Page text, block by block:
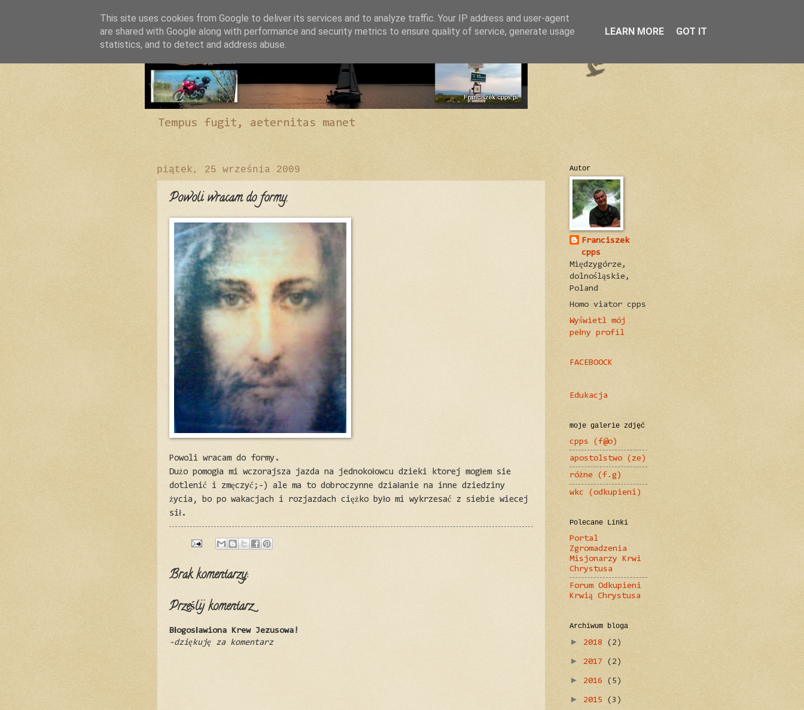
Tempus fugit, aeternitas manet
piątek, 25 września 2009
Powoli wracam do formy.
Powoli wracam do formy.
Dużo pomogła mi wczorajsza jazda na jednokołowcu dzieki ktorej mogłem sie
dotlenić i zmęczyć;-) ale ma to dobroczynne działanie na inne dziedziny
życia, bo po wakacjach i rozjazdach ciężko było mi wykrzesać z siebie wiecej
sił.
Brak komentarzy:
Prześlij komentarz
Błogosławiona Krew Jezusowa!
-dziękuję za komentarz
Autor
Franciszek
cpps
Międzygórze,
dolnośląskie,
Poland
Homo viator cpps
Wyświetl mój
pełny profil
FACEBOOCK
Edukacja
moje galerie zdjęć
cpps (f@o)
apostolstwo (ze)
różne (f.g)
wkc (odkupieni)
Polecane Linki
Portal
Zgromadzenia
Misjonarzy Krwi
Chrystusa
Forum Odkupieni
Krwią Chrystusa
Archiwum bloga
► 2018 (2)
► 2017 (2)
► 2016 (5)
► 2015 (3)
This site uses cookies from Google to deliver its services and to analyze traffic. Your IP address and user-agent
are shared with Google along with performance and security metrics to ensure quality of service, generate usage
statistics, and to detect and address abuse.
LEARN MORE GOT IT